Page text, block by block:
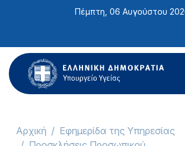
ιστότοπος
περιλαμβάνει
ένα
σύστημα
Πέμπτη, 06 Αυγούστου
Αρχική
Εφημερίδα της Υπηρεσίας